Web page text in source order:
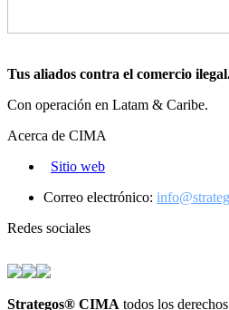
Tus aliados contra el comercio
Con operación en Latam & Caribe.
Acerca de CIMA
Sitio web
Correo electrónico:
Redes sociales
Strategos® CIMA todos los